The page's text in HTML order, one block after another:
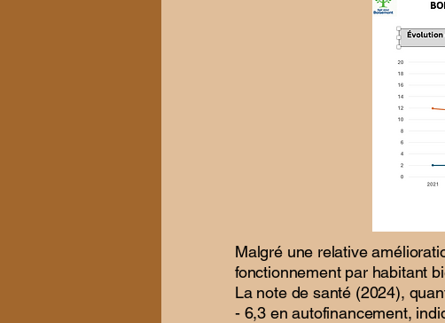
Malgré une relative
fonctionnement par habitant
La note de santé (2024),
- 6,3 en autofinancement,